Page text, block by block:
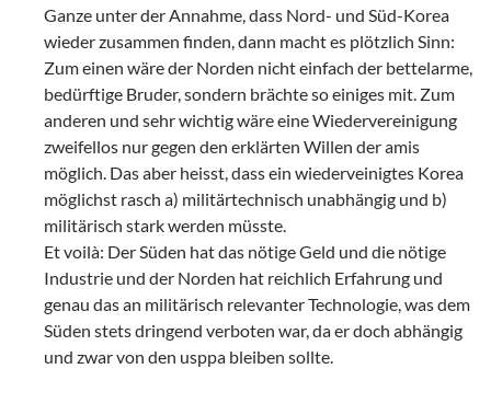
Ganze unter der Annahme, dass Nord- und Süd-Korea
wieder zusammen finden, dann macht es plötzlich Sinn:
Zum einen wäre der Norden nicht einfach der bettelarme,
bedürftige Bruder, sondern brächte so einiges mit. Zum
anderen und sehr wichtig wäre eine Wiedervereinigung
zweifellos nur gegen den erklärten Willen der amis
möglich. Das aber heisst, dass ein wiederveinigtes Korea
möglichst rasch a) militärtechnisch unabhängig und b)
militärisch stark werden müsste.
Et voilà: Der Süden hat das nötige Geld und die nötige
Industrie und der Norden hat reichlich Erfahrung und
genau das an militärisch relevanter Technologie, was dem
Süden stets dringend verboten war, da er doch abhängig
und zwar von den usppa bleiben sollte.